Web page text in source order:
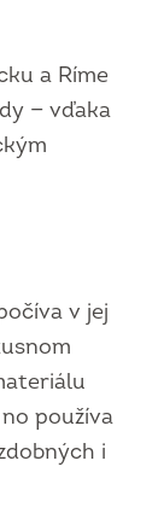
a Ríme
— vďaka
v jej
používa
i